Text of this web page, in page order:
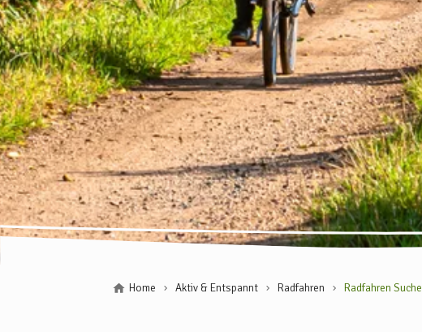
Home Aktiv & Entspannt Radfahren Radfahren Suche